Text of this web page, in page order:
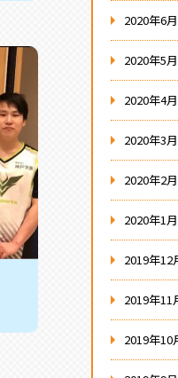
2020年6月
2020年5月
2020年4月
2020年3月
2020年2月
2020年1月
2019年12
2019年11
2019年10